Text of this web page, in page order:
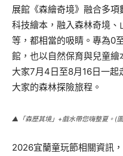
展館《森繪奇境》融合多
科技繪本，融入森林奇境
等，都相當的吸睛。專為0
館，也以自然保育與兒童
大家7月4日至8月16日一起
大家的森林探險旅程。
▲「森歷其境」+戲水帶您嗨整夏。(
2026宜蘭童玩節相關資訊